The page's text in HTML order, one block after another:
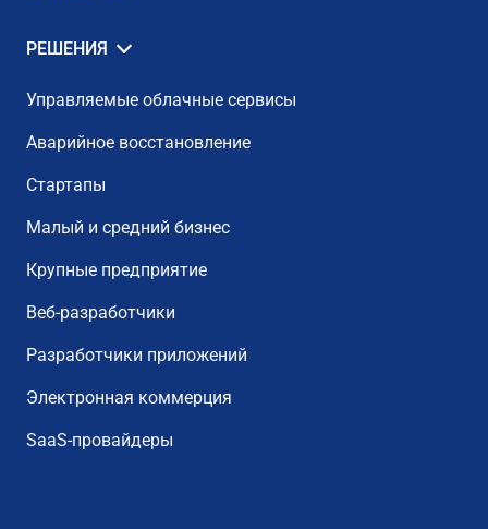
РЕШЕНИЯ
Управляемые облачные сервисы
Аварийное восстановление
Стартапы
Малый и средний бизнес
Крупные предприятие
Веб-разработчики
Разработчики приложений
Электронная коммерция
SaaS-провайдеры